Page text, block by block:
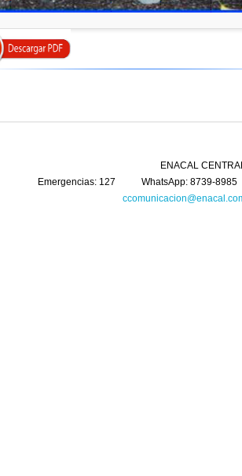
ENACAL CENTRAL Km. 5
Emergencias: 127 WhatsApp: 8739-